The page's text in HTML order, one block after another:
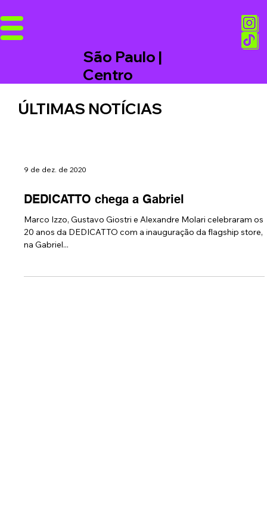
São Paulo |
Centro
ÚLTIMAS NOTÍCIAS
9 de dez. de 2020
DEDICATTO chega a Gabriel
Marco Izzo, Gustavo Giostri e Alexandre Molari celebraram os
20 anos da DEDICATTO com a inauguração da flagship store,
na Gabriel...